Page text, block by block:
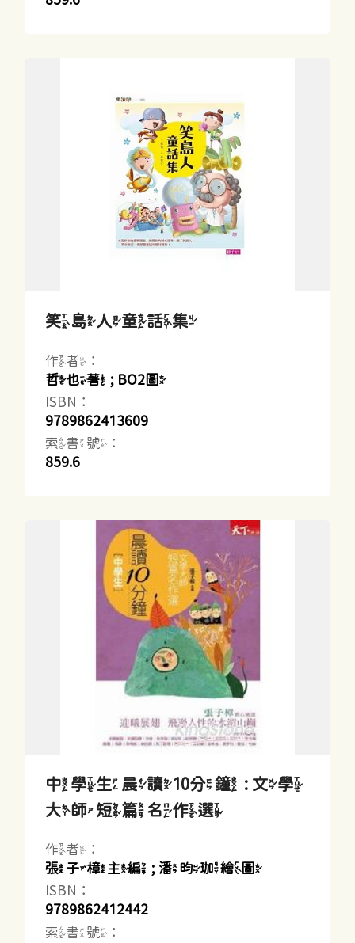
笑島人童話集
作者：
哲也著 ; BO2圖
ISBN：
9789862413609
索書號：
859.6
中學生晨讀10分鐘 : 文學
大師短篇名作選
作者：
張子樟主編 ; 潘昀珈繪圖
ISBN：
9789862412442
索書號：